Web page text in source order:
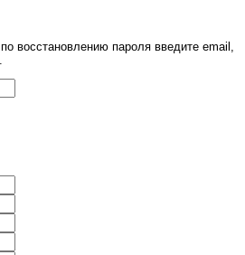
восстановлению пароля введите email,